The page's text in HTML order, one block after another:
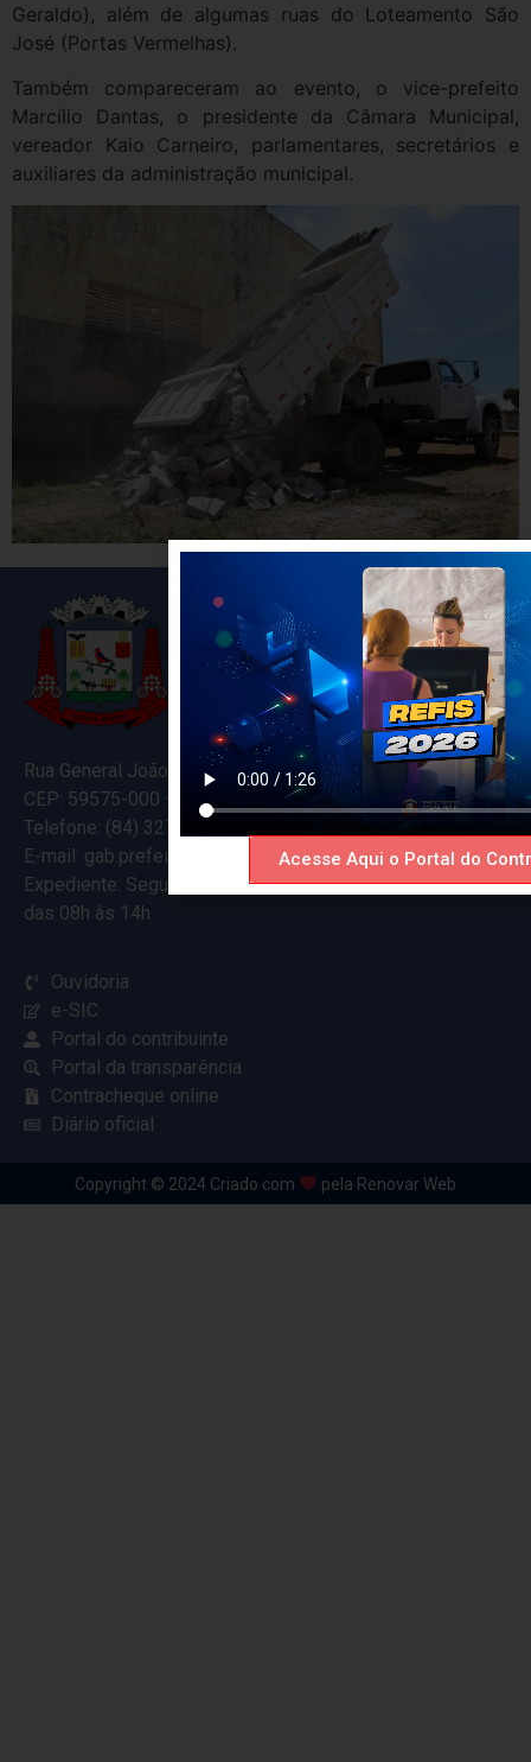
Geraldo), além de algumas ruas do Loteamento São
José (Portas Vermelhas).
Também compareceram ao evento, o vice-prefeito
Marcílio Dantas, o presidente da Câmara Municipal,
vereador Kaio Carneiro, parlamentares, secretários e
auxiliares da administração municipal.
Rua General João Varela, 635
CEP: 59575-000 – Ceará-Mirim – RN
Telefone: (84) 3274-5916
E-mail: gab.prefeitocearamirim@gmail.com
Expediente: Segunda à Sexta
das 08h às 14h
Ouvidoria
e-SIC
Portal do contribuinte
Portal da transparência
Contracheque online
Diário oficial
Copyright © 2024 Criado com pela Renovar Web
Acesse Aqui o Portal do